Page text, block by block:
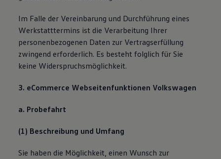
Im Falle der Vereinbarung und Durchführung eines
Werkstatttermins ist die Verarbeitung Ihrer
personenbezogenen Daten zur Vertragserfüllung
zwingend erforderlich. Es besteht folglich für Sie
keine Widerspruchsmöglichkeit.
3. eCommerce Webseitenfunktionen Volkswagen
a. Probefahrt
(1) Beschreibung und Umfang
Sie haben die Möglichkeit, einen Wunsch zur